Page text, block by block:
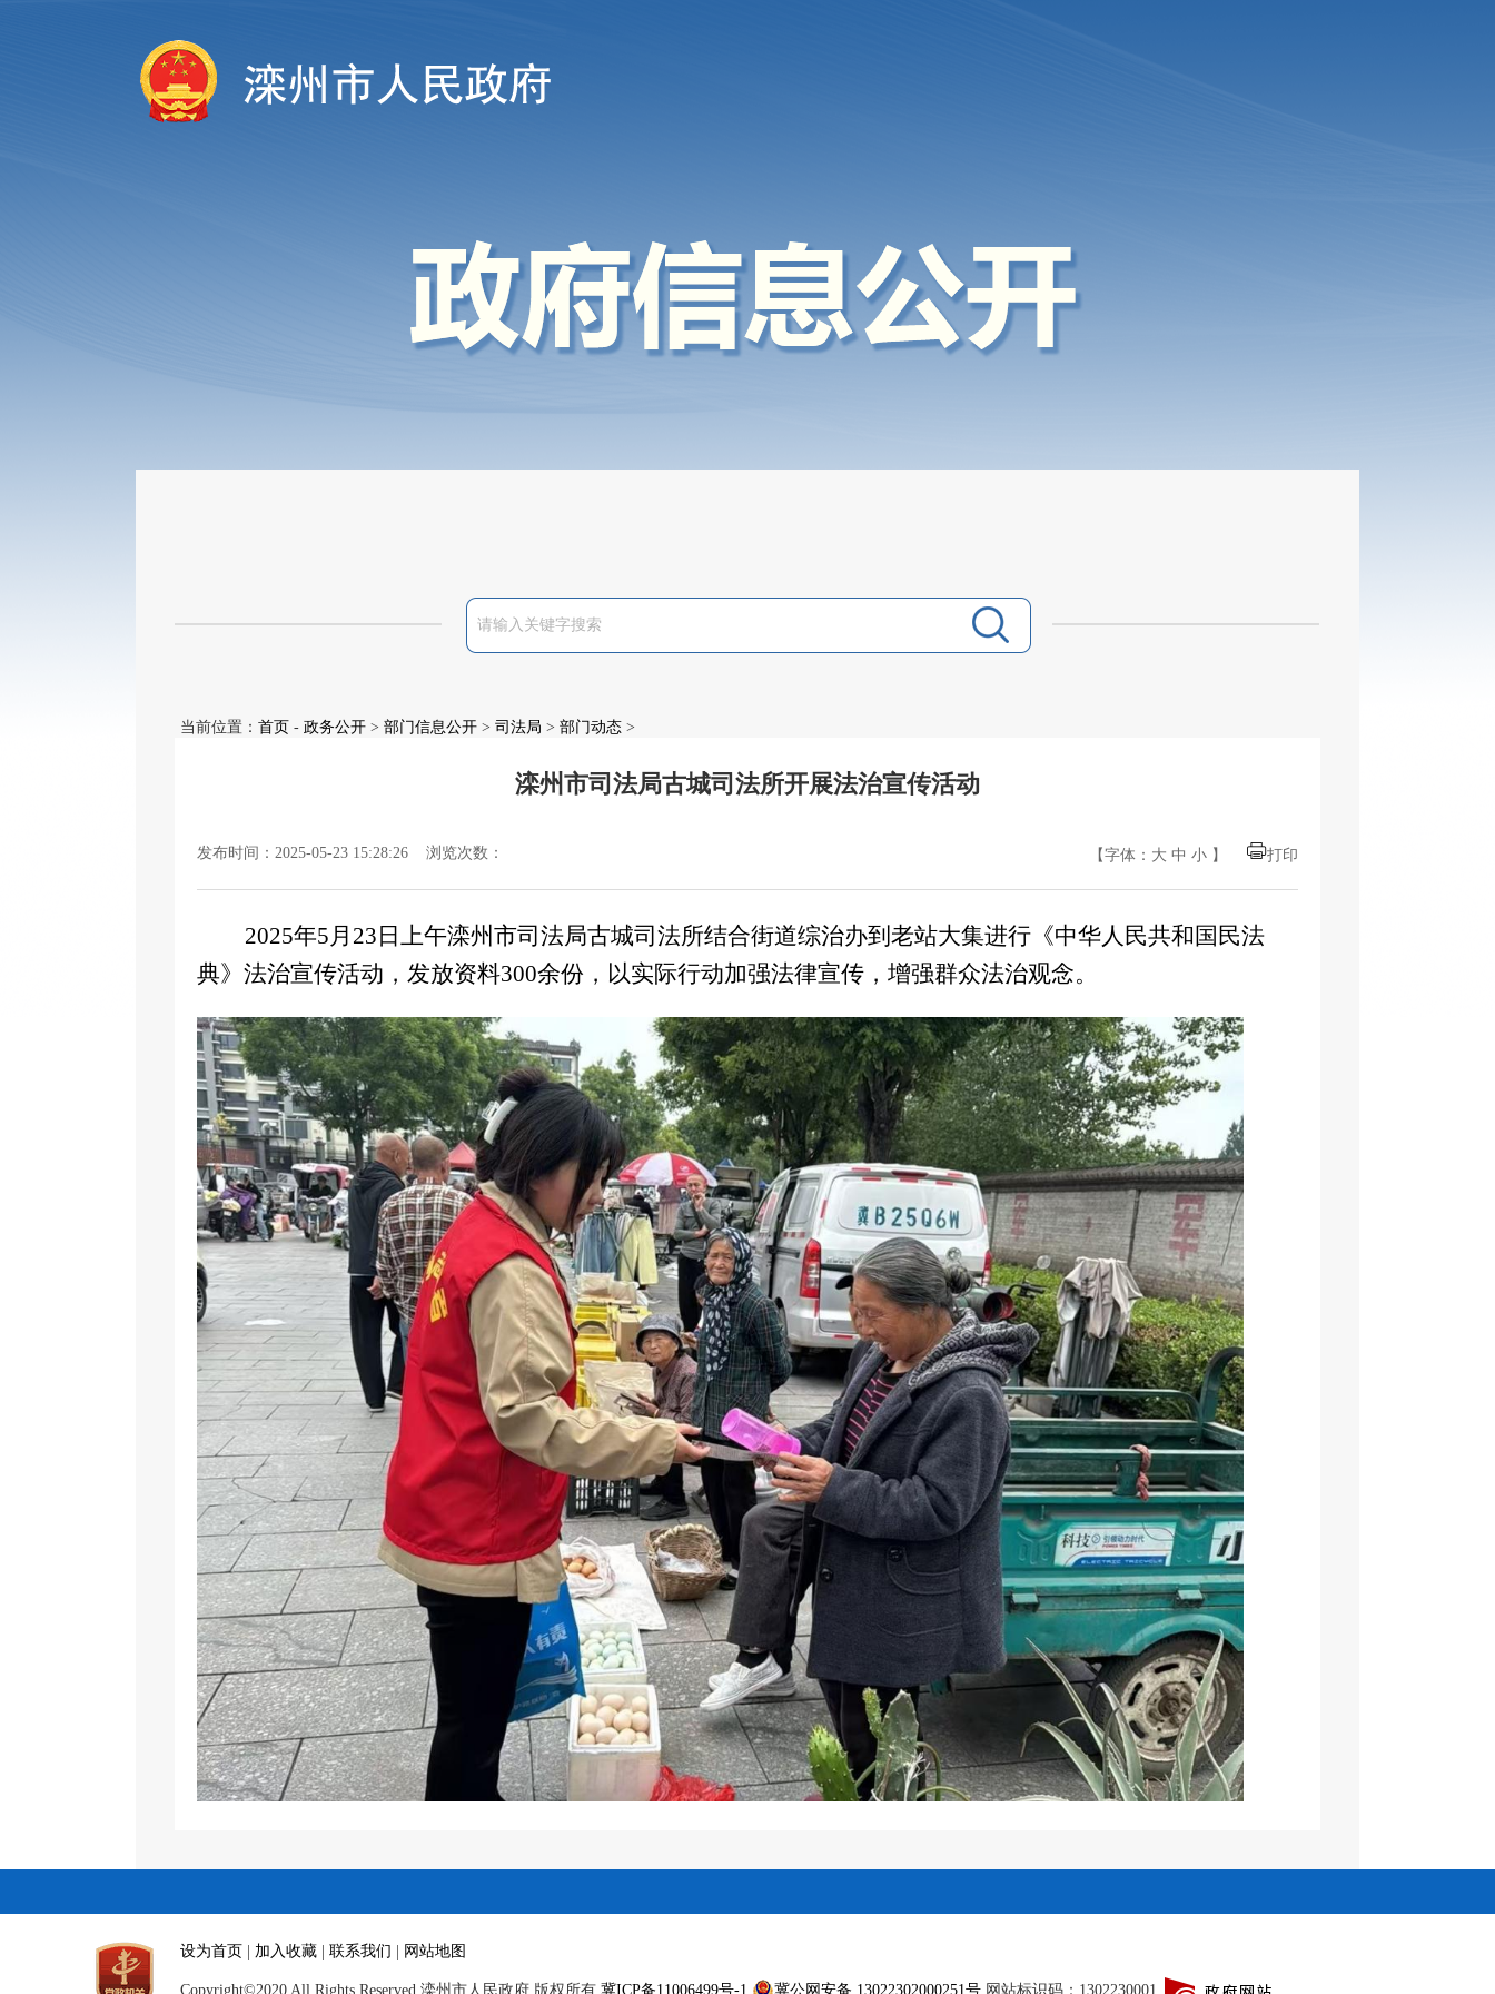
当前位置： 首页 - 政务公开 > 部门信息公开 > 司法局 > 部门动态 >
滦州市司法局古城司法所开展法治宣传活动
发布时间：2025-05-23 15:28:26 浏览次数： 【字体： 大 中 小 】 打印
2025年5月23日上午滦州市司法局古城司法所结合街道综治办到老站大集进行《中华人民共和国民法
典》法治宣传活动，发放资料300余份，以实际行动加强法律宣传，增强群众法治观念。
设为首页 加入收藏 联系我们 网站地图
Copyright©2020 All Rights Reserved 滦州市人民政府 版权所有 冀ICP备11006499号-1 冀公网安备 13022302000251号 网站标识码：1302230001